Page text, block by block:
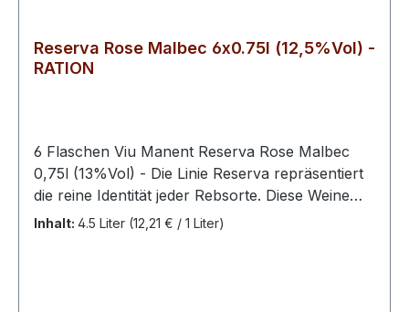
Reserva Rose Malbec 6x0.75l (12,5%Vol) -
RATION
6 Flaschen Viu Manent Reserva Rose Malbec
0,75l (13%Vol) - Die Linie Reserva repräsentiert
die reine Identität jeder Rebsorte. Diese Weine
zeichnen sich durch ihre hohe Ausstrahlung und
Inhalt: 4.5 Liter (12,21 € / 1 Liter)